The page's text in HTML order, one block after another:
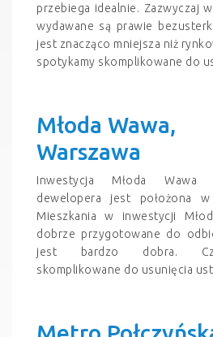
przebiega idealnie. Zazwyczaj
wydawane są prawie
jest znacząco mniejsza niż
spotykamy skomplikowane do
Młoda Wawa,
Warszawa
Inwestycja Młoda Wawa
dewelopera jest położona w
Mieszkania w inwestycji
dobrze przygotowane do
jest bardzo dobra.
skomplikowane do usunięcia